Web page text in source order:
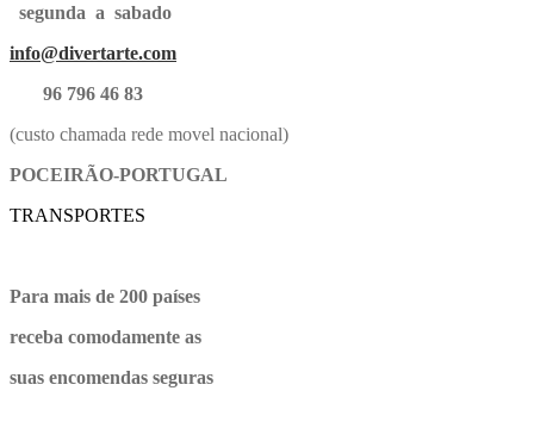
segunda a sabado
info@divertarte.com
96 796 46 83
(custo chamada rede movel nacional)
POCEIRÃO-PORTUGAL
TRANSPORTES
Para mais de 200 países
receba comodamente as
suas encomendas seguras